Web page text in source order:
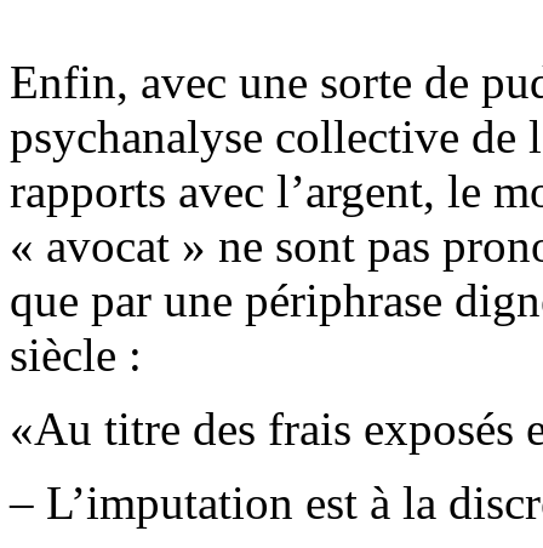
Enfin, avec une sorte de
psychanalyse collective de
rapports avec l’argent, le
« avocat » ne sont pas
que par une périphrase
siècle :
«Au titre des frais exposés
– L’imputation est à la